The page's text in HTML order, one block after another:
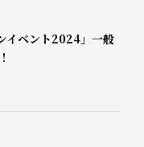
イベント2024」一般